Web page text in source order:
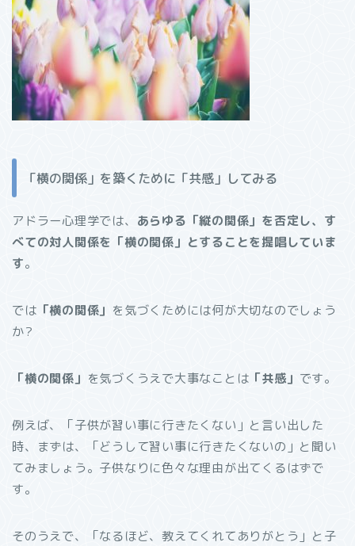
「横の関係」を築くために「共感」してみる
アドラー心理学では、 あらゆる「縦の関係」を否定し、す
べての対人関係を「横の関係」とすることを提唱していま
す。
では 「横の関係」 を気づくためには何が大切なのでしょう
か?
「横の関係」 を気づくうえで大事なことは 「共感」 です。
例えば、「子供が習い事に行きたくない」と言い出した
時、まずは、「どうして習い事に行きたくないの」と聞い
てみましょう。子供なりに色々な理由が出てくるはずで
す。
そのうえで、「なるほど、教えてくれてありがとう」と子